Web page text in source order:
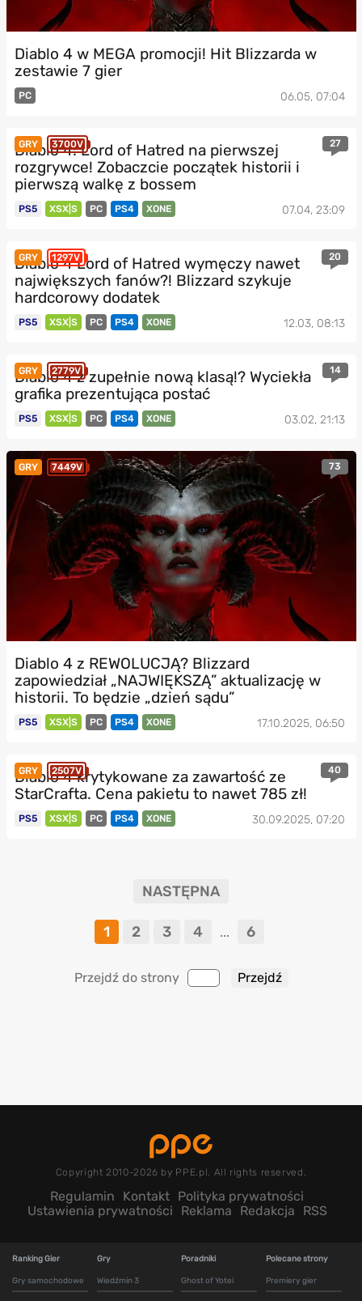
Diablo 4 w MEGA promocji! Hit Blizzarda w
zestawie 7 gier
PC 06.05, 07:04
GRY 3700V 27
Diablo 4: Lord of Hatred na pierwszej
rozgrywce! Zobaczcie początek historii i
pierwszą walkę z bossem
PS5 XSX|S PC PS4 XONE 07.04, 23:09
GRY 1297V 20
Diablo 4 Lord of Hatred wymęczy nawet
największych fanów?! Blizzard szykuje
hardcorowy dodatek
PS5 XSX|S PC PS4 XONE 12.03, 08:13
GRY 2779V 14
Diablo 4 z zupełnie nową klasą!? Wyciekła
grafika prezentująca postać
PS5 XSX|S PC PS4 XONE 03.02, 21:13
GRY 7449V 73
Diablo 4 z REWOLUCJĄ? Blizzard
zapowiedział „NAJWIĘKSZĄ” aktualizację w
historii. To będzie „dzień sądu”
PS5 XSX|S PC PS4 XONE 17.10.2025, 06:50
GRY 2507V 40
Diablo 4 krytykowane za zawartość ze
StarCrafta. Cena pakietu to nawet 785 zł!
PS5 XSX|S PC PS4 XONE 30.09.2025, 07:20
NASTĘPNA
1 2 3 4 ... 6
Przejdź do strony
Copyright 2010-2026 by PPE.pl. All rights reserved.
Regulamin Kontakt Polityka prywatności
Ustawienia prywatności
Reklama Redakcja RSS
Ranking Gier
Gry samochodowe
Gry
Wiedźmin 3
Poradniki
Ghost of Yotei
Polecane strony
Premiery gier